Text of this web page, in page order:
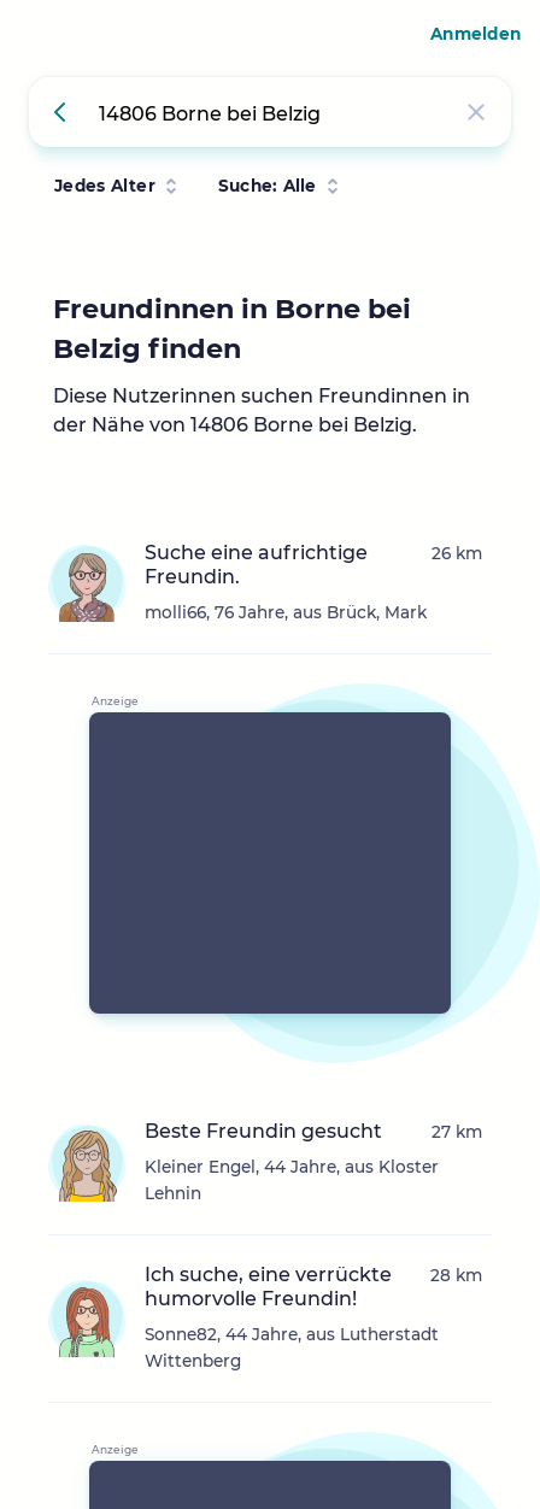
Jedes Alter Suche: Alle
Freundinnen in Borne bei
Belzig finden
Diese Nutzerinnen suchen Freundinnen in
der Nähe von 14806 Borne bei Belzig.
Suche eine aufrichtige
Freundin.
molli66, 76 Jahre, aus Brück, Mark
26 km
Beste Freundin gesucht
Kleiner Engel, 44 Jahre, aus Kloster
Lehnin
27 km
Ich suche, eine verrückte
humorvolle Freundin!
Sonne82, 44 Jahre, aus Lutherstadt
Wittenberg
28 km
Anmelden